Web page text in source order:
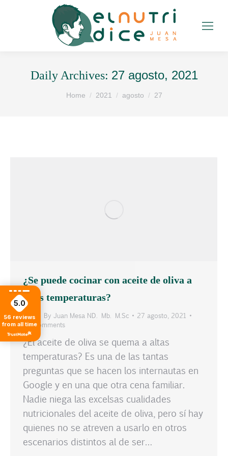
Daily Archives: 27 agosto, 2021
You are here:
Home 2021 agosto 27
¿Se puede cocinar con aceite de oliva a
altas temperaturas?
Blog By Juan Mesa ND. Mb. M.Sc
27 agosto, 2021
10 Comments
¿El aceite de oliva se quema a altas
temperaturas? Es una de las tantas
preguntas que se hacen los internautas en
Google y en una que otra cena familiar.
Nadie niega las excelsas cualidades
nutricionales del aceite de oliva, pero sí hay
quienes no se atreven a usarlo en otros
escenarios distintos al de ser…
5.0
56 reviews
from all time